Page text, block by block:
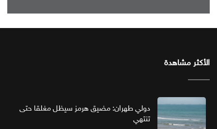
الأكثر مشاهدة
دولي طهران: مضيق هرمز سيظل مغلقا حتى
تنتهي